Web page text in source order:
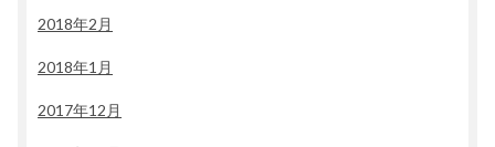
2018年2月
2018年1月
2017年12月